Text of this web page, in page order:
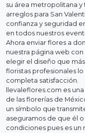
su área metropolitana
arreglos para San
confianza y seguridad
en todos nuestros
Ahora enviar flores a
nuestra página web
elegir el diseño que
floristas profesionales
completa satisfacción.
llevaleflores.com es
de las florerías de
un símbolo que
aseguramos de que él
condiciones pues es un